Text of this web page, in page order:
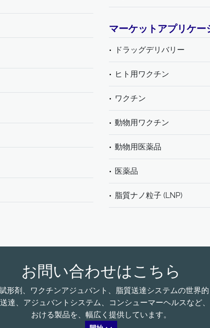
マーケットアプリケー
ドラッグデリバリー
ヒト用ワクチン
ワクチン
動物用ワクチン
動物用医薬品
医薬品
脂質ナノ粒子 (LNP)
お問い合わせはこちら
剤、ワクチンアジュバント、脂質送達システムの世界
達、アジュバントシステム、コンシューマーヘルスなど
おける製品を、幅広く提供しています。